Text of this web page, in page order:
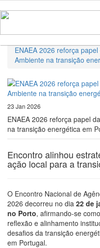
ENAEA 2026 reforça
Ambiente na transição
23 Jan 2026
ENAEA 2026 reforça papel
na transição energética em
Encontro alinhou
ação local para a
O Encontro Nacional de
2026 decorreu no dia 22 de
no Porto, afirmando-se
reflexão e alinhamento
desafios da transição
em Portugal.